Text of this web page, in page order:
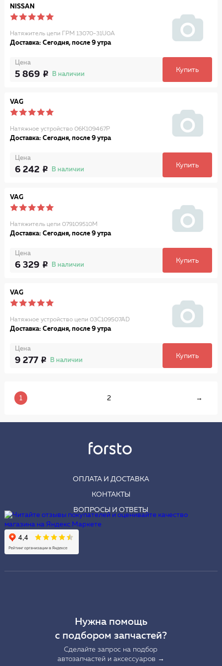
NISSAN
Натяжитель цепи ГРМ 13070-31U0A
Доставка: Сегодня, после 9 утра
Цена
5 869 В наличии
Купить
VAG
Натяжное устройство 06K109467P
Доставка: Сегодня, после 9 утра
Цена
6 242 В наличии
Купить
VAG
Натяжитель цепи 079109510M
Доставка: Сегодня, после 9 утра
Цена
6 329 В наличии
Купить
VAG
Натяжное устройство цепи 03C109507AD
Доставка: Сегодня, после 9 утра
Цена
9 277 В наличии
Купить
1 2 →
ОПЛАТА И ДОСТАВКА
КОНТАКТЫ
ВОПРОСЫ И ОТВЕТЫ
Нужна помощь
с подбором запчастей?
Сделайте запрос на подбор
автозапчастей и аксессуаров →